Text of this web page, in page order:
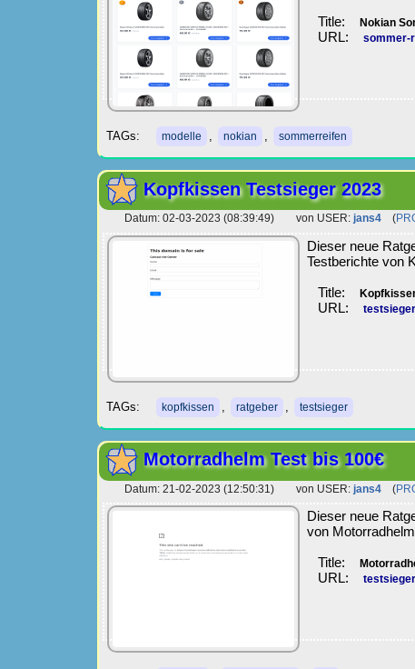
Title:Nokian
URL:sommer-
TAGs: modelle , nokian , sommerreifen
Kopfkissen Testsieger 2023
Datum: 02-03-2023 (08:39:49) von USER: jans4 (
Dieser neue
Testberichte von
Title:
URL:
TAGs: kopfkissen ratgeber testsieger
Motorradhelm Test bis 100€
Datum: 21-02-2023 (12:50:31) von USER: jans4 (
Dieser neue
von
Title:
URL: